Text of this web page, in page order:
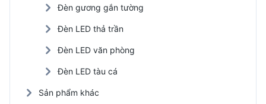
Đèn gương gắn tường
Đèn LED thả trần
Đèn LED văn phòng
Đèn LED tàu cá
Sản phẩm khác